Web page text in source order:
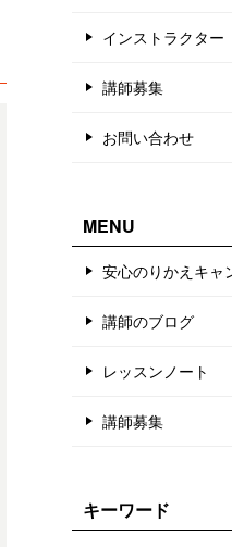
インストラクター
講師募集
お問い合わせ
MENU
安心のりかえキャ
講師のブログ
レッスンノート
講師募集
キーワード